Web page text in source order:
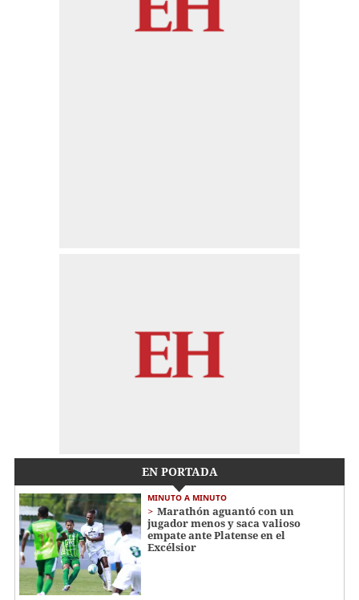
EN PORTADA
MINUTO A MINUTO
Marathón aguantó con un
jugador menos y saca valioso
empate ante Platense en el
Excélsior